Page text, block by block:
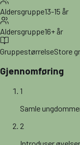
Aldersgruppe13-15 år
Aldersgruppe16+ år
GruppestørrelseStore
Gjennomføring
1
Samle
2